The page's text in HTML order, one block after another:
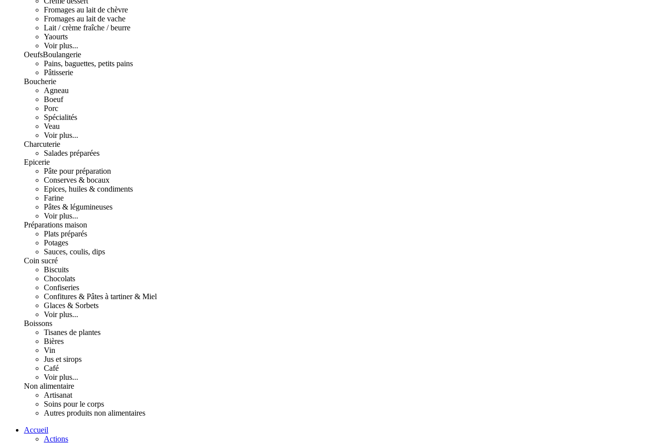
Fromages au lait de chèvre
Fromages au lait de vache
Lait / crème fraîche / beurre
Yaourts
Voir plus...
OeufsBoulangerie
Pains, baguettes, petits pains
Pâtisserie
Boucherie
Agneau
Boeuf
Porc
Spécialités
Veau
Voir plus...
Charcuterie
Salades préparées
Epicerie
Pâte pour préparation
Conserves & bocaux
Epices, huiles & condiments
Farine
Pâtes & légumineuses
Voir plus...
Préparations maison
Plats préparés
Potages
Sauces, coulis, dips
Coin sucré
Biscuits
Chocolats
Confiseries
Confitures & Pâtes à tartiner & Miel
Glaces & Sorbets
Voir plus...
Boissons
Tisanes de plantes
Bières
Vin
Jus et sirops
Café
Voir plus...
Non alimentaire
Artisanat
Soins pour le corps
Autres produits non alimentaires
Accueil
Actions